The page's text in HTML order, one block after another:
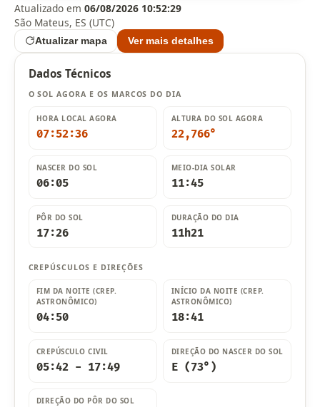
Atualizado em06/08/2026 10:52:29
São Mateus, ES (UTC)
Atualizar mapa Ver mais detalhes
Dados Técnicos
O SOL AGORA E OS MARCOS DO DIA
HORA LOCAL AGORA
07:52:37
ALTURA DO SOL AGORA
22,769°
NASCER DO SOL
06:05
MEIO-DIA SOLAR
11:45
PÔR DO SOL
17:26
DURAÇÃO DO DIA
11h21
CREPÚSCULOS E DIREÇÕES
FIM DA NOITE (CREP.
ASTRONÔMICO)
04:50
INÍCIO DA NOITE (CREP.
ASTRONÔMICO)
18:41
CREPÚSCULO CIVIL
05:42 - 17:49
DIREÇÃO DO NASCER DO SOL
E (73°)
DIREÇÃO DO PÔR DO SOL